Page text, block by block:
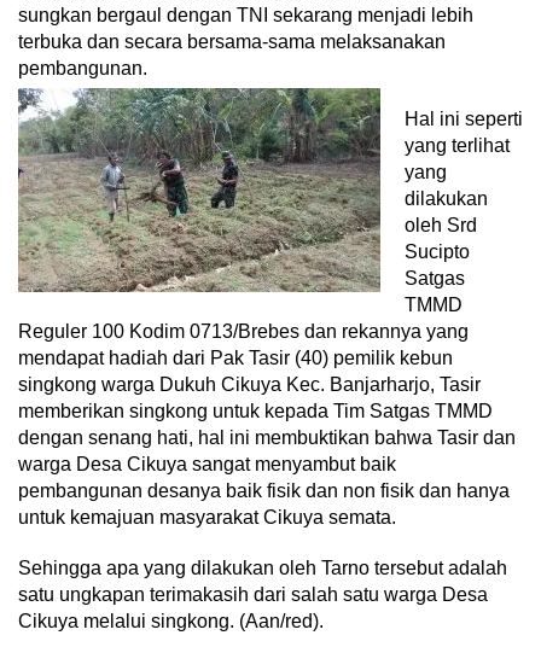
sungkan bergaul dengan TNI sekarang menjadi lebih
terbuka dan secara bersama-sama melaksanakan
pembangunan.
Hal ini seperti
yang terlihat
yang
dilakukan
oleh Srd
Sucipto
Satgas
TMMD
Reguler 100 Kodim 0713/Brebes dan rekannya yang
mendapat hadiah dari Pak Tasir (40) pemilik kebun
singkong warga Dukuh Cikuya Kec. Banjarharjo, Tasir
memberikan singkong untuk kepada Tim Satgas TMMD
dengan senang hati, hal ini membuktikan bahwa Tasir dan
warga Desa Cikuya sangat menyambut baik
pembangunan desanya baik fisik dan non fisik dan hanya
untuk kemajuan masyarakat Cikuya semata.
Sehingga apa yang dilakukan oleh Tarno tersebut adalah
satu ungkapan terimakasih dari salah satu warga Desa
Cikuya melalui singkong. (Aan/red).